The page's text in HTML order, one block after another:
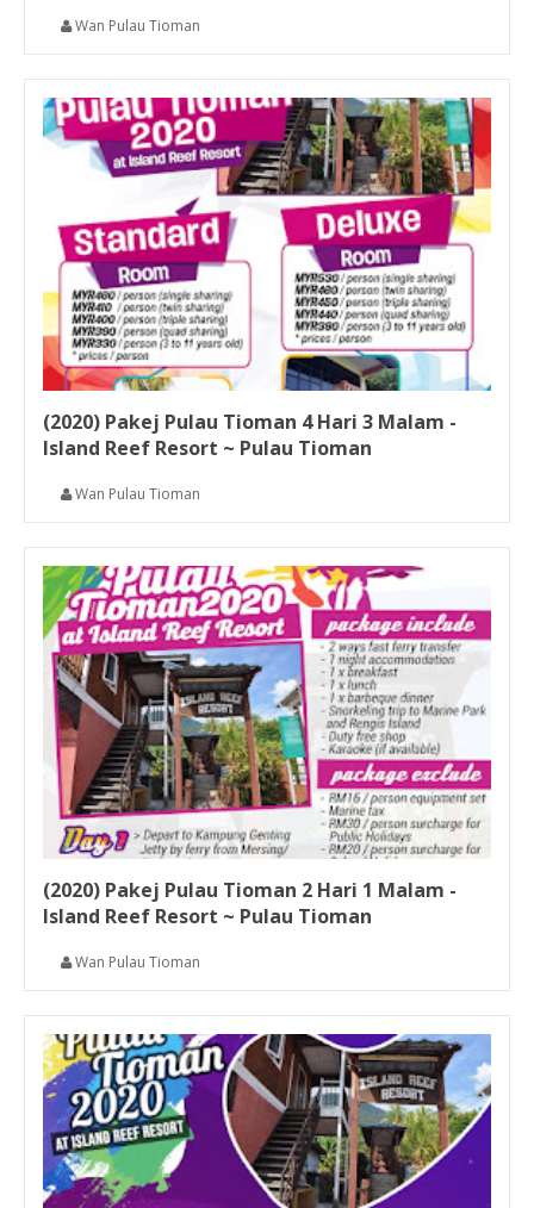
Wan Pulau Tioman
(2020) Pakej Pulau Tioman 4 Hari 3 Malam -
Island Reef Resort ~ Pulau Tioman
Wan Pulau Tioman
(2020) Pakej Pulau Tioman 2 Hari 1 Malam -
Island Reef Resort ~ Pulau Tioman
Wan Pulau Tioman